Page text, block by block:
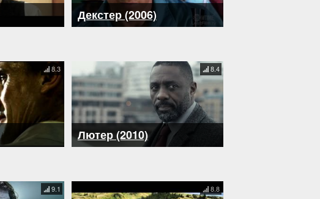
Декстер (2006)
8.3
Лютер (2010)
8.4
9.1 8.8